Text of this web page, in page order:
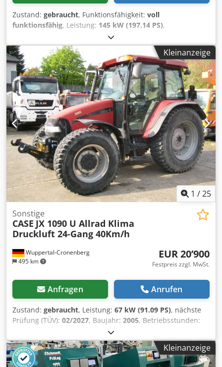
Zustand: gebraucht, Funktionsfähigkeit: voll
funktionsfähig, Leistung: 145 kW (197.14 PS),
Gold
kg, Baujahr:2000, Betriebsstunden:8’000 h, Ausstattung:
Kabine, Klimaanlage, Zentralschmieranlage, Case 821C
Radlader Baujahr 2000 8.000 h 145 kW ca. 18.000 kg
Dksdpfx Ajy Uxt Sshver Klima Zentralschmierung Reifen
23,5R25
Kleinanzeige
1 /25
Wuppertal-Cronenberg
495 km
Sonstige
CASE JX 1090 U Allrad Klima
Druckluft 24-Gang 40Km/h
EUR 20’900
Festpreis zzgl. MwSt.
Anfragen Anrufen
Zustand: gebraucht, Leistung: 67 kW (91.09 PS), nächste
Prüfung (TÜV): 02/2027, Baujahr: 2005, Betriebsstunden:
Allradantrieb, Kabine, Klimaanlage
Deutscher Schlepper, bis vor kurzem im Einsatz. 2.Hand,
jeweils staatliche Parkverwaltung von 2005 bis 2017 und
von 2017 bis 2026. Allrad. Dksdpfx Ahey Ean Sevjr 4-
Kleinanzeige